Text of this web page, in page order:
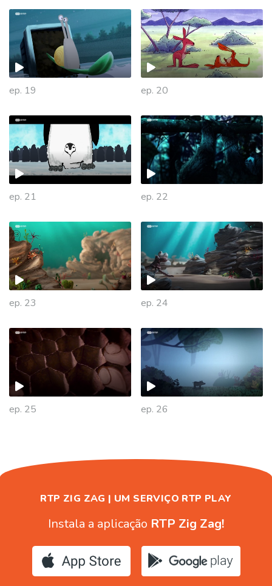
ep. 19 ep. 20
ep. 21 ep. 22
ep. 23 ep. 24
447408
ep. 25 ep. 26
446524
RTP ZIG ZAG | UM SERVIÇO RTP PLAY
Instala a aplicação RTP Zig Zag!